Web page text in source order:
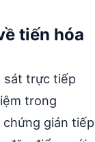
tiến hóa
sát trực tiếp
trong
gián tiếp